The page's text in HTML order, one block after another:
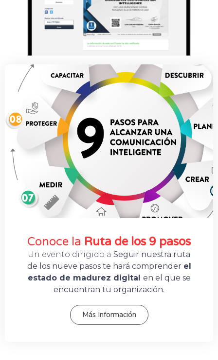
Conoce la Ruta de los 9 pasos
Un evento dirigido a Seguir nuestra ruta
de los nueve pasos te hará comprender el
estado de madurez digital en el que se
encuentran tu organización.
Más Información